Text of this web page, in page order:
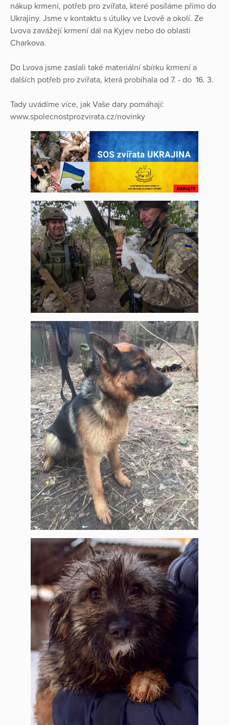
nákup krmení, potřeb pro zvířata, které posíláme přímo do
Ukrajiny. Jsme v kontaktu s útulky ve Lvově a okolí. Ze
Lvova zavážejí krmení dál na Kyjev nebo do oblasti
Charkova.
Do Lvova jsme zaslali také materiální sbírku krmení a
dalších potřeb pro zvířata, která probíhala od 7. - do 16. 3.
Tady uvádíme více, jak Vaše dary pomáhají:
www.spolecnostprozvirata.cz/novinky